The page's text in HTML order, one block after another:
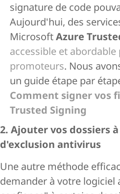
signature de code
Aujourd'hui, des
MicrosoftAzure
accessible et
promoteurs. Nous
un guide étape par
Comment signer vos
Trusted Signing
2. Ajouter vos dossiers
d'exclusion antivirus
Une autre méthode
demander à votre logiciel